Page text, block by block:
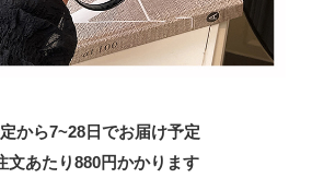
から7~28日でお届け予定
文あたり880円かかります